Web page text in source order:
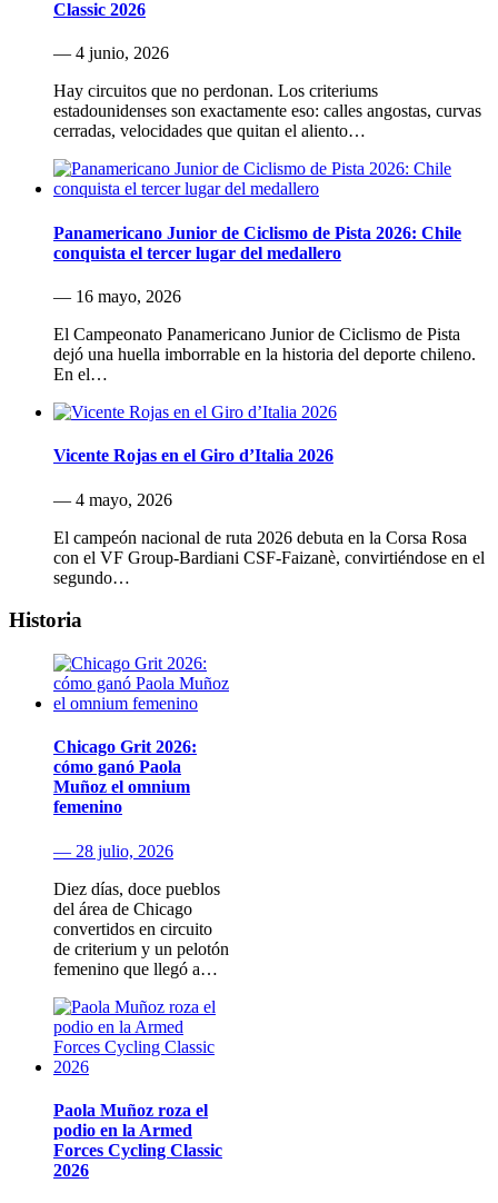
Classic 2026
— 4 junio, 2026
Hay circuitos que no perdonan. Los criteriums
estadounidenses son exactamente eso: calles angostas, curvas
cerradas, velocidades que quitan el aliento…
Panamericano Junior de Ciclismo de Pista 2026: Chile
conquista el tercer lugar del medallero
— 16 mayo, 2026
El Campeonato Panamericano Junior de Ciclismo de Pista
dejó una huella imborrable en la historia del deporte chileno.
En el…
Vicente Rojas en el Giro d’Italia 2026
— 4 mayo, 2026
El campeón nacional de ruta 2026 debuta en la Corsa Rosa
con el VF Group-Bardiani CSF-Faizanè, convirtiéndose en el
segundo…
Historia
Chicago Grit 2026:
cómo ganó Paola
Muñoz el omnium
femenino
— 28 julio, 2026
Diez días, doce pueblos
del área de Chicago
convertidos en circuito
de criterium y un pelotón
femenino que llegó a…
Paola Muñoz roza el
podio en la Armed
Forces Cycling Classic
2026